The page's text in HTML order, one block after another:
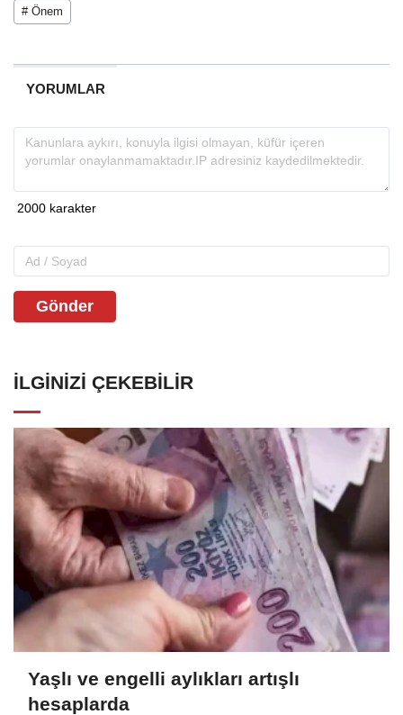
# Önem
YORUMLAR
Gönder
İLGINIZI ÇEKEBILIR
Yaşlı ve engelli aylıkları artışlı
hesaplarda